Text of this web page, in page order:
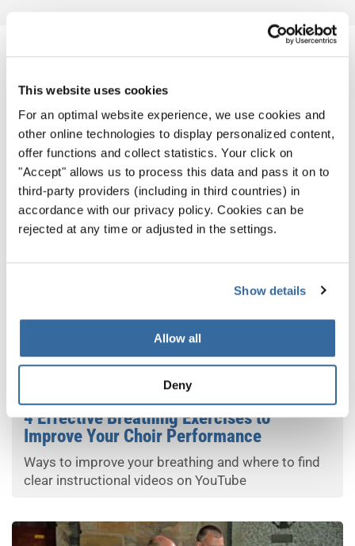
This website uses cookies
For an optimal website experience, we use cookies and
other online technologies to display personalized content,
offer functions and collect statistics. Your click on
"Accept" allows us to process this data and pass it on to
third-party providers (including in third countries) in
accordance with our privacy policy. Cookies can be
rejected at any time or adjusted in the settings.
Show details
Allow all
Deny
ПОХОЖИЕ НОВОСТИ
4 Effective Breathing Exercises to
Improve Your Choir Performance
Ways to improve your breathing and where to find
clear instructional videos on YouTube